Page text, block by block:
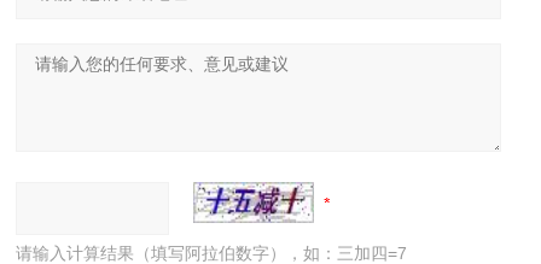
请输入计算结果（填写阿拉伯数字），如：三加四=7